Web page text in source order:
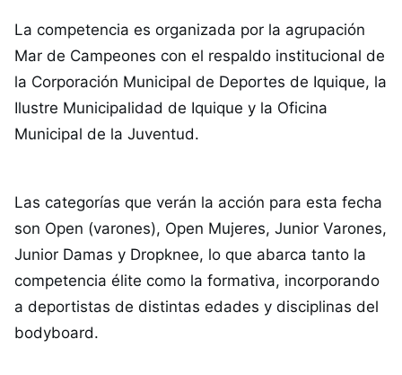
La competencia es organizada por la agrupación
Mar de Campeones con el respaldo institucional de
la Corporación Municipal de Deportes de Iquique, la
Ilustre Municipalidad de Iquique y la Oficina
Municipal de la Juventud.
Las categorías que verán la acción para esta fecha
son Open (varones), Open Mujeres, Junior Varones,
Junior Damas y Dropknee, lo que abarca tanto la
competencia élite como la formativa, incorporando
a deportistas de distintas edades y disciplinas del
bodyboard.